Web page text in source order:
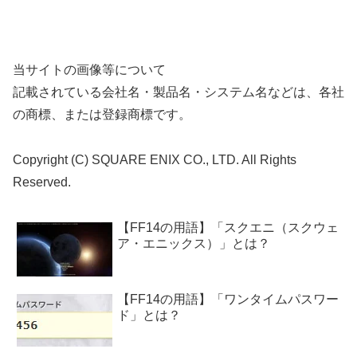
当サイトの画像等について
記載されている会社名・製品名・システム名などは、各社
の商標、または登録商標です。
Copyright (C) SQUARE ENIX CO., LTD. All Rights
Reserved.
【FF14の用語】「スクエニ（スクウェ
ア・エニックス）」とは？
【FF14の用語】「ワンタイムパスワー
ド」とは？